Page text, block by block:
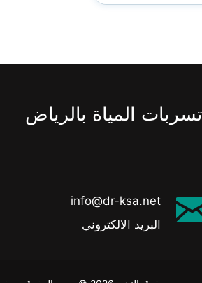
المياة بالرياض
info@dr-ksa.net
البريد الالكتروني